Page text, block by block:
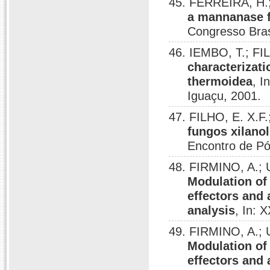
a mannanase
Congresso
46. IEMBO, T.;
thermoidea,
Iguaçu, 2001.
47. FILHO, E.
fungos
Encontro de
48. FIRMINO, A.;
Modulation
effectors and
analysis, In:
49. FIRMINO, A.;
Modulation
effectors and